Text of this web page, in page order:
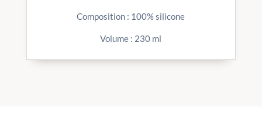
Composition : 100% silicone
Volume : 230 ml